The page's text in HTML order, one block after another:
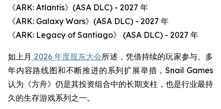
《ARK: Atlantis》(ASA DLC) - 2027 年
《ARK: Galaxy Wars》(ASA DLC) - 2027 年
《ARK: Legacy of Santiago》 (ASA DLC) - 2027 年
如上月 2026 年度股东大会所述，凭借持续的玩家参与、多
年内容路线图和不断推进的系列扩展举措，Snail Games
认为《方舟》仍是其投资组合中的长期支柱，也是行业最持
久的生存游戏系列之一。